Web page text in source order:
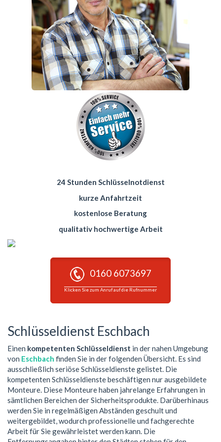
24 Stunden Schlüsselnotdienst
kurze Anfahrtzeit
kostenlose Beratung
qualitativ hochwertige Arbeit
0160 6073697
Klicken Sie zum Anruf auf die Rufnummer
Schlüsseldienst Eschbach
Einen kompetenten Schlüsseldienst in der nahen Umgebung
von Eschbach finden Sie in der folgenden Übersicht. Es sind
ausschließlich seriöse Schlüsseldienste gelistet. Die
kompetenten Schlüsseldienste beschäftigen nur ausgebildete
Monteure. Diese Monteure haben jahrelange Erfahrungen in
sämtlichen Bereichen der Sicherheitsprodukte. Darüberhinaus
werden Sie in regelmäßigen Abständen geschult und
weitergebildet, wodurch professionelle und fachgerechte
Arbeit für Sie gewährleistet werden kann. Die